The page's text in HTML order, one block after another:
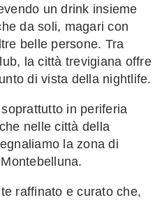
un drink insieme
da soli, magari con
belle persone. Tra
la città trevigiana offre
di vista della nightlife.
in periferia
nelle città della
la zona di
raffinato e curato che,